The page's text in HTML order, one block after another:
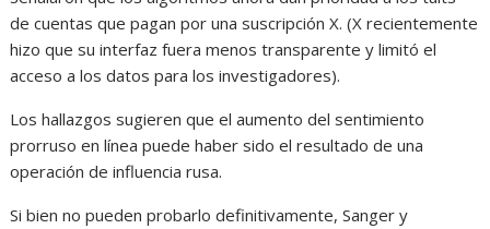
de cuentas que pagan por una suscripción X. (X recientemente
hizo que su interfaz fuera menos transparente y limitó el
acceso a los datos para los investigadores).
Los hallazgos sugieren que el aumento del sentimiento
prorruso en línea puede haber sido el resultado de una
operación de influencia rusa.
Si bien no pueden probarlo definitivamente, Sanger y